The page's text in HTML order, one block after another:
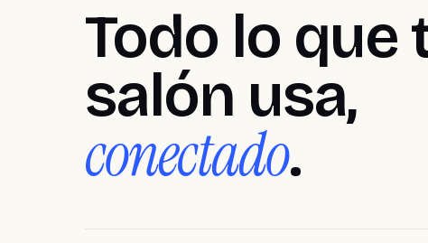
Todo lo que
salón usa,
conectado.